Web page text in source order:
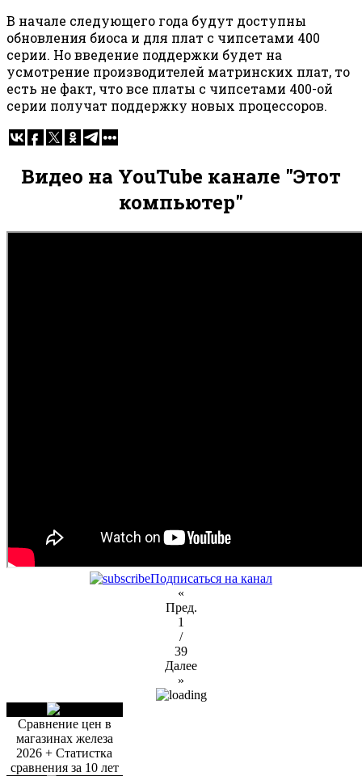
В начале следующего года будут доступны
обновления биоса и для плат с чипсетами 400
серии. Но введение поддержки будет на
усмотрение производителей матринских плат, то
есть не факт, что все платы с чипсетами 400-ой
серии получат поддержку новых процессоров.
Видео на YouTube канале "Этот
компьютер"
Подписаться на канал
«
Пред.
1
/
39
Далее
»
Сравнение цен в
магазинах железа
2026 + Статистка
сравнения за 10 лет